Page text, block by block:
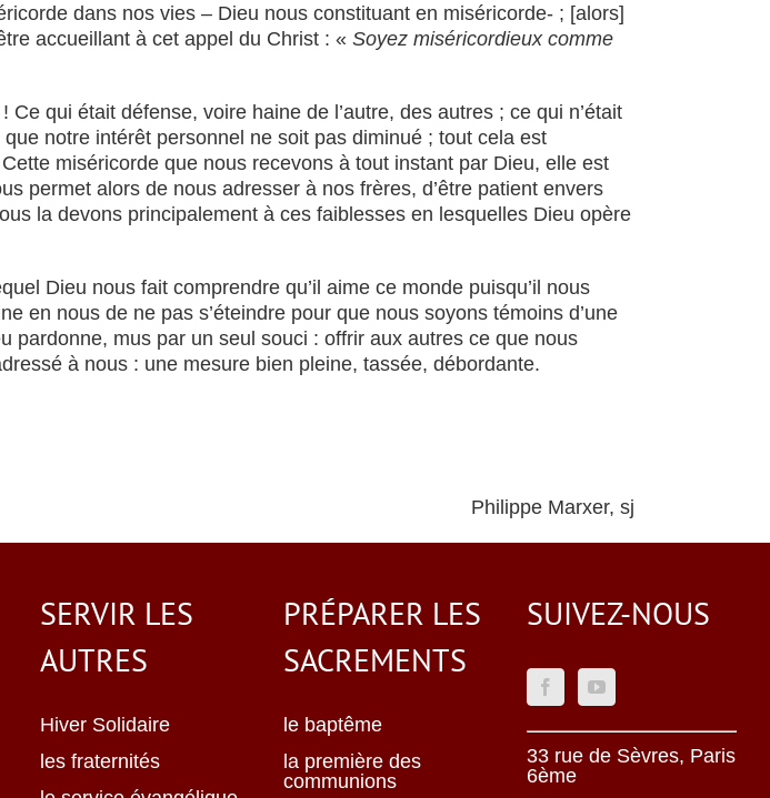
dans nos vies – Dieu nous constituant en miséricorde- ; [alors]
accueillant à cet appel du Christ : « Soyez miséricordieux comme
qui était défense, voire haine de l’autre, des autres ; ce qui n’était
notre intérêt personnel ne soit pas diminué ; tout cela est
miséricorde que nous recevons à tout instant par Dieu, elle est
permet alors de nous adresser à nos frères, d’être patient envers
la devons principalement à ces faiblesses en lesquelles Dieu opère
Dieu nous fait comprendre qu’il aime ce monde puisqu’il nous
en nous de ne pas s’éteindre pour que nous soyons témoins d’une
pardonne, mus par un seul souci : offrir aux autres ce que nous
à nous : une mesure bien pleine, tassée, débordante.
Philippe Marxer, sj
SERVIR LES
AUTRES
Hiver Solidaire
les fraternités
PRÉPARER LES
SACREMENTS
le baptême
la première des
communions
SUIVEZ-NOUS
33 rue de Sèvres, Paris
6ème